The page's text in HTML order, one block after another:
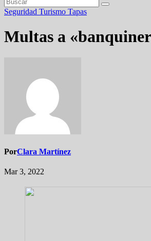
Seguridad Turismo Tapas
Multas a
PorClara Martínez
Mar 3, 2022